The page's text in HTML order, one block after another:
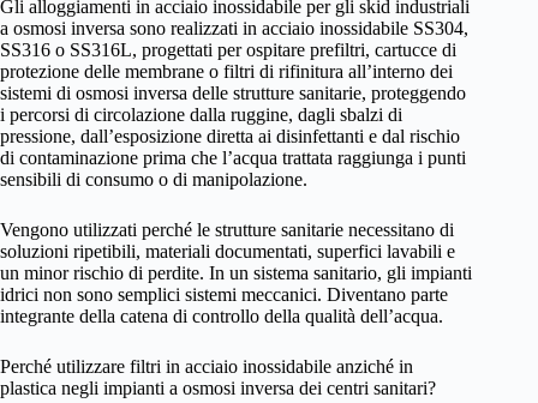
Gli alloggiamenti in acciaio inossidabile per gli skid industriali
a osmosi inversa sono realizzati in acciaio inossidabile SS304,
SS316 o SS316L, progettati per ospitare prefiltri, cartucce di
protezione delle membrane o filtri di rifinitura all’interno dei
sistemi di osmosi inversa delle strutture sanitarie, proteggendo
i percorsi di circolazione dalla ruggine, dagli sbalzi di
pressione, dall’esposizione diretta ai disinfettanti e dal rischio
di contaminazione prima che l’acqua trattata raggiunga i punti
sensibili di consumo o di manipolazione.
Vengono utilizzati perché le strutture sanitarie necessitano di
soluzioni ripetibili, materiali documentati, superfici lavabili e
un minor rischio di perdite. In un sistema sanitario, gli impianti
idrici non sono semplici sistemi meccanici. Diventano parte
integrante della catena di controllo della qualità dell’acqua.
Perché utilizzare filtri in acciaio inossidabile anziché in
plastica negli impianti a osmosi inversa dei centri sanitari?